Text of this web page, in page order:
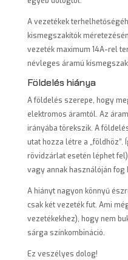
A vezetékek
kismegszakítók
vezeték maximum 14A-rel
névleges áramú
Földelés hiánya
A földelés szerepe, hogy
elektromos áramtól. Az
irányába törekszik. A
utat hozza létre a
rövidzárlat esetén léphet
vagy annak használóján
A hiányt nagyon könnyű
csak két vezeték fut. Ami
vezetékekhez), hogy nem
sárga színkombináció.
Ez veszélyes dolog!